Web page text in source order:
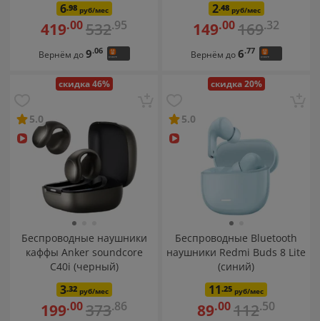
6.98руб/мес
419.00532.95
Вернём до9.06
2.48руб/мес
149.00169.32
Вернём до6.77
скидка 46%
5.0
Беспроводные наушники
каффы Anker soundcore
C40i (черный)
3.32руб/мес
199.00373.86
скидка 20%
5.0
Беспроводные Bluetooth
наушники Redmi Buds 8 Lite
(синий)
11.25 руб/мес
89.00112.50